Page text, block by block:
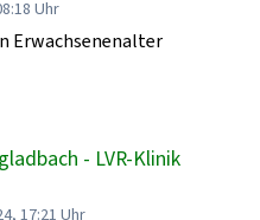
Uhr
Erwachsenenalter
- LVR-Klinik
17:21 Uhr